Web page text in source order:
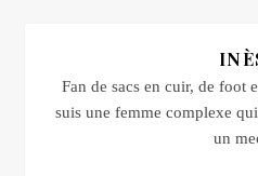
Fan de sacs en cuir, de foot
suis une femme complexe
un